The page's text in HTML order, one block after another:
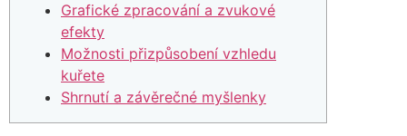
Grafické zpracování a zvukové
efekty
Možnosti přizpůsobení vzhledu
kuřete
Shrnutí a závěrečné myšlenky